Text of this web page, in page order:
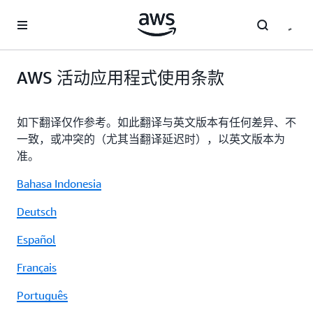
AWS 活动应用程式使用条款
如下翻译仅作参考。如此翻译与英文版本有任何差异、不
一致，或冲突的（尤其当翻译延迟时），以英文版本为
准。
Bahasa Indonesia
Deutsch
Español
Français
Português